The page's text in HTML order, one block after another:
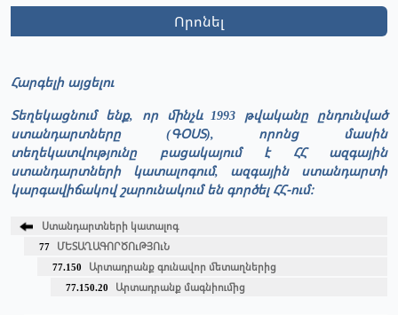
Որոնել
Հարգելի այցելու
Տեղեկացնում ենք, որ մինչև 1993 թվականը ընդունված
ստանդարտները (ԳՕՍՏ), որոնց մասին
տեղեկատվությունը բացակայում է ՀՀ ազգային
ստանդարտների կատալոգում, ազգային ստանդարտի
կարգավիճակով շարունակում են գործել ՀՀ-ում։
Ստանդարտների կատալոգ
77 ՄԵՏԱՂԱԳՈՐԾՈւԹՅՈւՆ
77.150
Արտադրանք գունավոր մետաղներից
77.150.20
Արտադրանք մագնիումից